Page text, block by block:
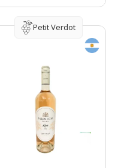
Petit Verdot